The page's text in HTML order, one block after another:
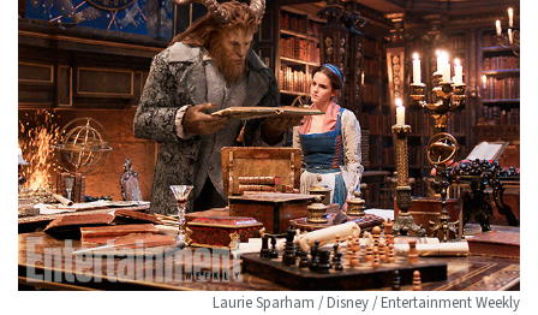
Laurie Sparham / Disney / Entertainment Weekly